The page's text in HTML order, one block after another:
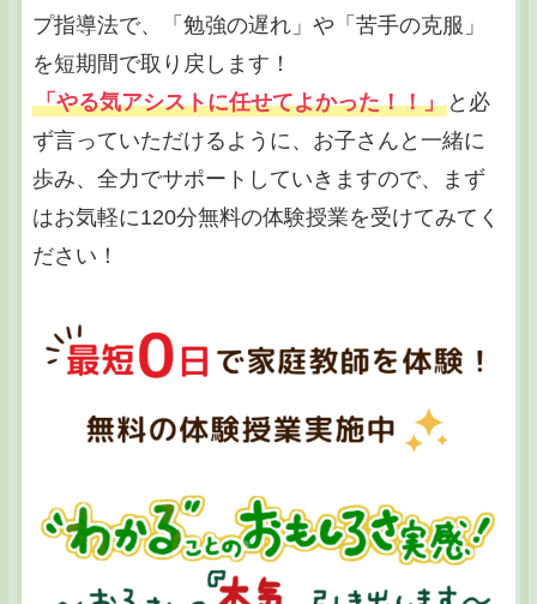
プ指導法で、「勉強の遅れ」や「苦手の克服」
を短期間で取り戻します！
「やる気アシストに任せてよかった！！」と必
ず言っていただけるように、お子さんと一緒に
歩み、全力でサポートしていきますので、まず
はお気軽に120分無料の体験授業を受けてみてく
ださい！